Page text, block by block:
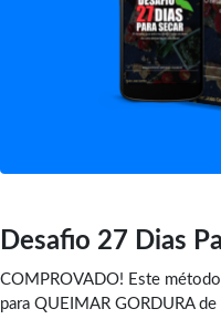
Desafio 27 Dias
COMPROVADO! Este
para QUEIMAR GORDURA